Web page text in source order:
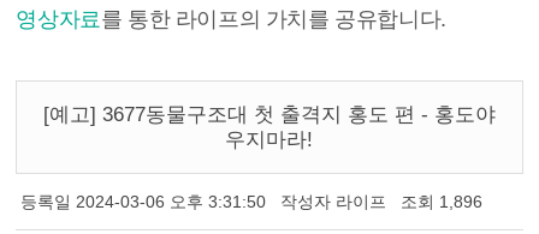
영상자료를 통한 라이프의 가치를 공유합니다.
[예고] 3677동물구조대 첫 출격지 홍도 편 - 홍도야
우지마라!
등록일 2024-03-06 오후 3:31:50 작성자 라이프 조회 1,896